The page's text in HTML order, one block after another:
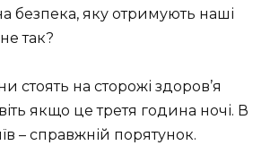
безпека, яку отримують наші
так?
стоять на сторожі здоров’я
якщо це третя година ночі. В
– справжній порятунок.